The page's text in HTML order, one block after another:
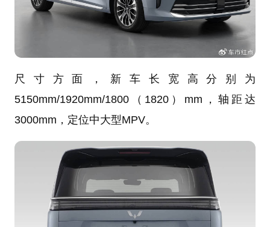
尺寸方面，新车长宽高分别为
5150mm/1920mm/1800（1820）mm，轴距达
3000mm，定位中大型MPV。